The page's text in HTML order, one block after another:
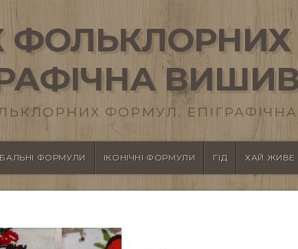
ФОРМУЛ.
ФОРМУЛИ ІКОНІЧНІ ФОРМУЛИ ГІД ХАЙ ЖИВЕ